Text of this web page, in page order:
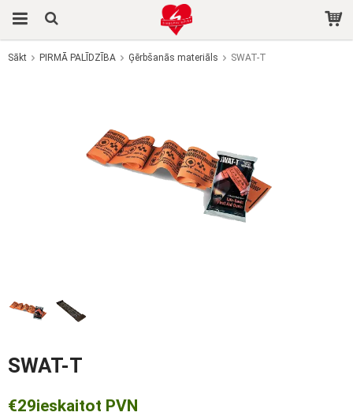
Sākt PIRMĀ PALĪDZĪBA Ģērbšanās materiāls SWAT-T
SWAT-T
€29ieskaitot PVN